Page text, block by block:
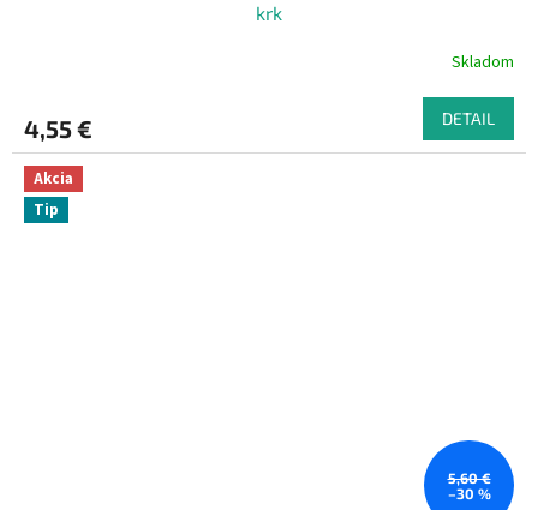
krk
Skladom
4,55 € DETAIL
Akcia
Tip
5,60 €
–30 %